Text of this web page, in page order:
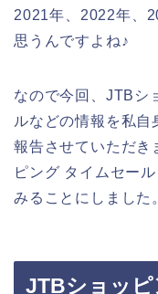
2021年、2022年、
思うんですよね♪
なので今回、JTBシ
ルなどの情報を私自
報告させていただき
ピング タイムセー
みることにしました
JTBショッ